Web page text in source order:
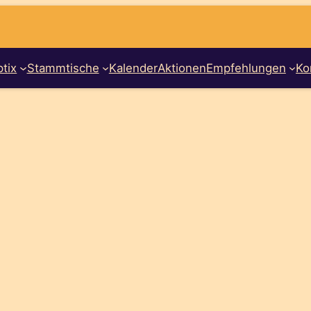
Stammtische KalenderAktionenEmpfehlungen